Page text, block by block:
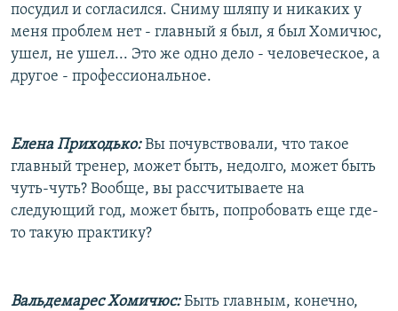
посудил и согласился. Сниму шляпу и никаких у
меня проблем нет - главный я был, я был Хомичюс,
ушел, не ушел... Это же одно дело - человеческое, а
другое - профессиональное.
Елена Приходько:Вы почувствовали, что такое
главный тренер, может быть, недолго, может быть
чуть-чуть? Вообще, вы рассчитываете на
следующий год, может быть, попробовать еще где-
то такую практику?
Вальдемарес Хомичюс:Быть главным, конечно,